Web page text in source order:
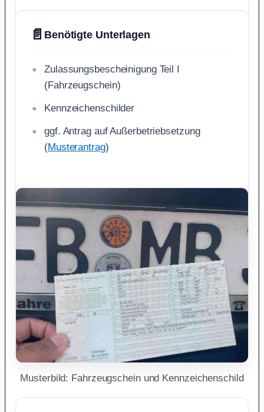
📄 Benötigte Unterlagen
Zulassungsbescheinigung Teil I
(Fahrzeugschein)
Kennzeichenschilder
ggf. Antrag auf Außerbetriebsetzung
(Musterantrag)
Musterbild: Fahrzeugschein und Kennzeichenschild